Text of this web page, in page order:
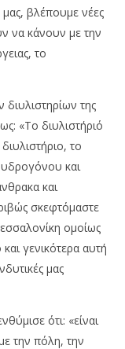
βλέπουμε νέες
να κάνουν με την
το
διυλιστηρίων της
«Το διυλιστήριό
το
υδρογόνου και
και
σκεφτόμαστε
ομοίως
γενικότερα αυτή
μας
ότι: «είναι
την πόλη, την